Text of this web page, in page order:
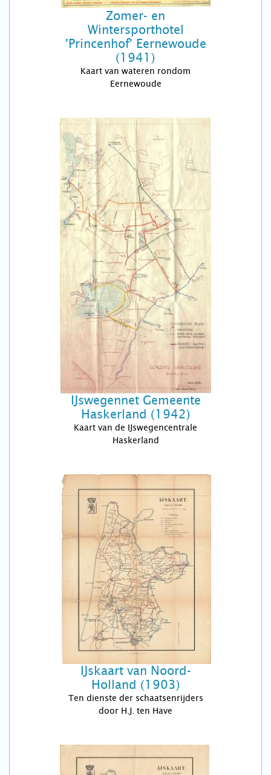
Zomer- en
Wintersporthotel
'Princenhof' Eernewoude
(1941)
Kaart van wateren rondom
Eernewoude
IJswegennet Gemeente
Haskerland (1942)
Kaart van de IJswegencentrale
Haskerland
IJskaart van Noord-
Holland (1903)
Ten dienste der schaatsenrijders
door H.J. ten Have